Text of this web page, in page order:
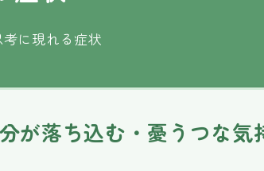
に現れる症状
が落ち込む・憂うつな気